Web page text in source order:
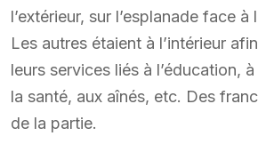
l’extérieur, sur l’esplanade face à
Les autres étaient à l’intérieur
leurs services liés à l’éducation,
la santé, aux aînés, etc. Des
de la partie.